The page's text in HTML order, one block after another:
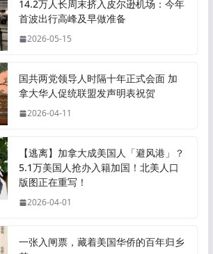
14.2万人长周末挤入皮尔逊机场：今年
首波出行高峰及早做准备
2026-05-15
国共两党领导人时隔十年正式会面 加
拿大华人促统联盟发声明表祝贺
2026-04-11
【逃离】加拿大成美国人「避风港」？
5.1万美国人抢办入籍加国！北美人口
版图正在重写！
2026-04-01
一张入闸票，藏着美国华侨的百年归乡